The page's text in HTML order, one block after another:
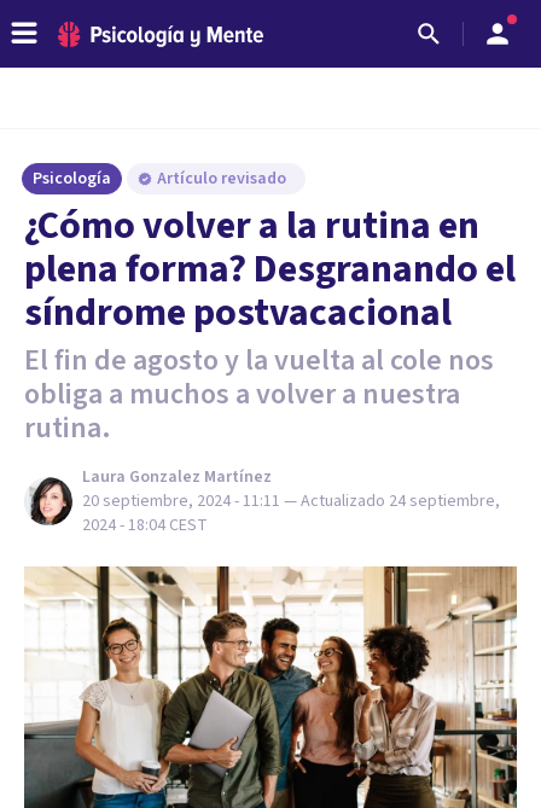
Psicología Artículo revisado
¿Cómo volver a la rutina en
plena forma? Desgranando el
síndrome postvacacional
El fin de agosto y la vuelta al cole nos
obliga a muchos a volver a nuestra
rutina.
Laura Gonzalez Martínez
20 septiembre, 2024 - 11:11 — Actualizado 24 septiembre,
2024 - 18:04 CEST